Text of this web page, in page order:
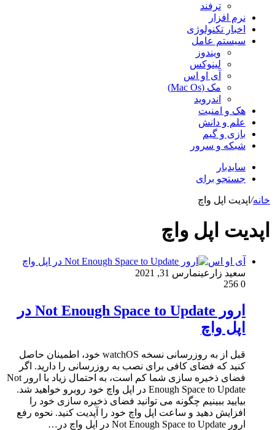
ترفند
نرم افزار
اخبار تکنولوژی
سیستم عامل
ویندوز
لینوکس
آی او اس
مک (Mac Os)
اندروید
هک و امنیت
علم و دانش
بازی و گیم
شبکه و سرور
سایدبار
جستجو برای
خانه/ اپدیت اپل واچ
اپدیت اپل واچ
آی او اس
سعید زارعینمارس 31, 2021
0
ارور Not Enough Space to Update در
اپل واچ
قبل از به روزرسانی نسخه watchOS خود، اطمینان حاصل
کنید که فضای کافی برای نصب به روزرسانی را دارید. اگر
فضای ذخیره سازی شما کم است، به احتمال زیاد با ارور Not
Enough Space to Update در اپل واچ خود روبرو خواهید شد.
بیایید ببینیم چگونه می توانید فضای ذخیره سازی خود را
افزایش دهید و ساعت اپل واچ خود را آپدیت کنید. نحوه رفع
ارور Not Enough Space to Update در اپل واچ در…